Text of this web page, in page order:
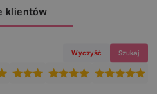
klientów
Wyczyść Szukaj